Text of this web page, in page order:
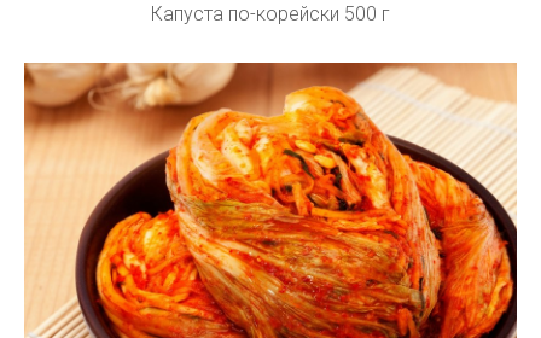
Капуста по-корейски 500 г